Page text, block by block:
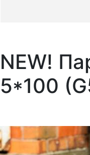
NEW!
5*100